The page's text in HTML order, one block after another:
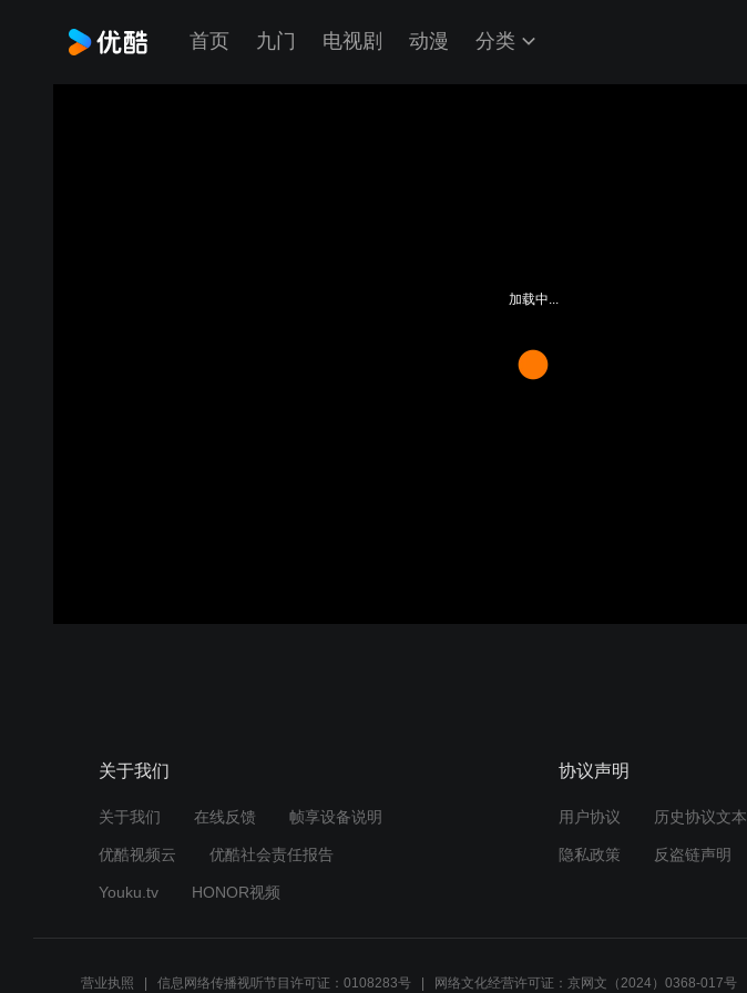
首页 九门 电视剧 动漫 分类
加载中...
关于我们
关于我们 在线反馈 帧享设备说明
优酷视频云 优酷社会责任报告
Youku.tv HONOR视频
协议声明
用户协议 历史协议文本
隐私政策 反盗链声明
营业执照 信息网络传播视听节目许可证：0108283号 网络文化经营许可证：京网文（2024）0368-017号